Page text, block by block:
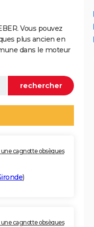
Vous pouvez
plus ancien en
dans le moteur
une cagnotte obsèques
)
une cagnotte obsèques